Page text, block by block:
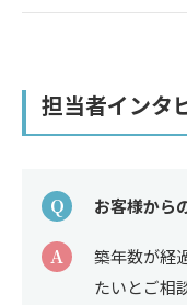
担当者インタ
Q お客様から
A
築年数が経
たいとご相